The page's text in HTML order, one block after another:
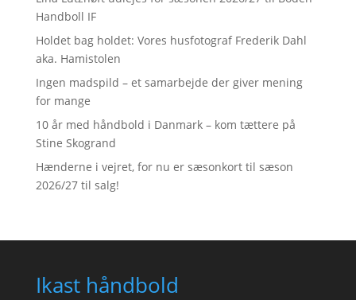
Handboll IF
Holdet bag holdet: Vores husfotograf Frederik Dahl
aka. Hamistolen
Ingen madspild – et samarbejde der giver mening
for mange
10 år med håndbold i Danmark – kom tættere på
Stine Skogrand
Hænderne i vejret, for nu er sæsonkort til sæson
2026/27 til salg!
Ikast håndbold